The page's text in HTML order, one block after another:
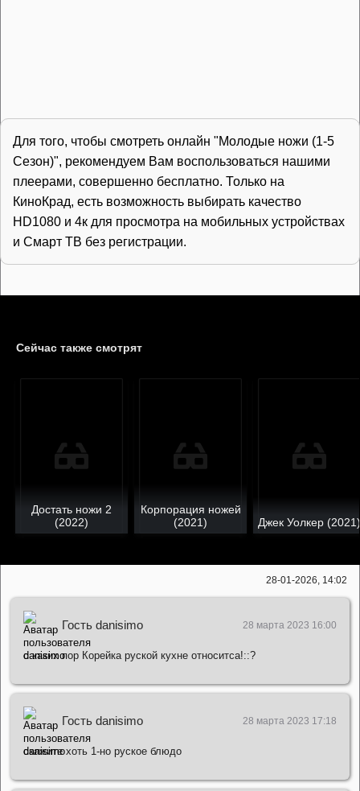
Для того, чтобы смотреть онлайн "Молодые ножи (1-5
Сезон)", рекомендуем Вам воспользоваться нашими
плеерами, совершенно бесплатно. Только на
КиноКрад, есть возможность выбирать качество
HD1080 и 4к для просмотра на мобильных устройствах
и Смарт ТВ без регистрации.
Сейчас также смотрят
Достать ножи 2
(2022)
Корпорация ножей
(2021)
Джек Уолкер (2021)
28-01-2026, 14:02
Гость danisimo 28 марта 2023 16:00
с каких пор Корейка руской кухне относитса!::?
Гость danisimo 28 марта 2023 17:18
скажите хоть 1-но руское блюдо